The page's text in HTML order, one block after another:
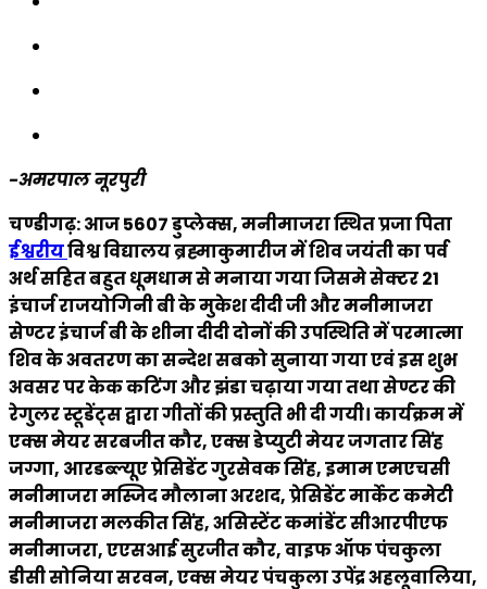
-अमरपाल नूरपुरी
चण्डीगढ़: आज 5607 डुप्लेक्स, मनीमाजरा स्थित प्रजा पिता
ईश्वरीयविश्व विद्यालय ब्रह्माकुमारीज में शिव जयंती का पर्व
अर्थ सहित बहुत धूमधाम से मनाया गया जिसमे सेक्टर 21
इंचार्ज राजयोगिनी बी के मुकेश दीदी जी और मनीमाजरा
सेण्टर इंचार्ज बी के शीना दीदी दोनों की उपस्थिति में परमात्मा
शिव के अवतरण का सन्देश सबको सुनाया गया एवं इस शुभ
अवसर पर केक कटिंग और झंडा चढ़ाया गया तथा सेण्टर की
रेगुलर स्टूडेंट्स द्वारा गीतों की प्रस्तुति भी दी गयी। कार्यक्रम में
एक्स मेयर सरबजीत कौर, एक्स डेप्युटी मेयर जगतार सिंह
जग्गा, आरडब्ल्यूए प्रेसिडेंट गुरसेवक सिंह, इमाम एमएचसी
मनीमाजरा मस्जिद मौलाना अरशद, प्रेसिडेंट मार्केट कमेटी
मनीमाजरा मलकीत सिंह, असिस्टेंट कमांडेंट सीआरपीएफ
मनीमाजरा, एएसआई सुरजीत कौर, वाइफ ऑफ पंचकुला
डीसी सोनिया सरवन, एक्स मेयर पंचकुला उपेंद्र अहलूवालिया,